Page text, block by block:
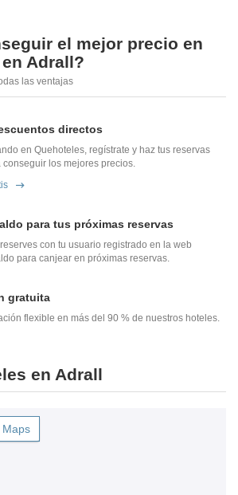
el mejor precio en
Adrall?
las ventajas
directos
en Quehoteles, regístrate y haz tus reservas
conseguir los mejores precios.
para tus próximas reservas
con tu usuario registrado en la web
para canjear en próximas reservas.
gratuita
flexible en más del 90 % de nuestros hoteles.
en Adrall
Maps